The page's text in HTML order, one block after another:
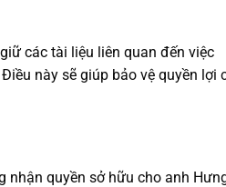
các tài liệu liên quan đến việc
này sẽ giúp bảo vệ quyền lợi
nhận quyền sở hữu cho anh